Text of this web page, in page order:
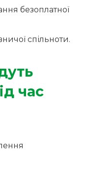
безоплатної
спільноти.
час